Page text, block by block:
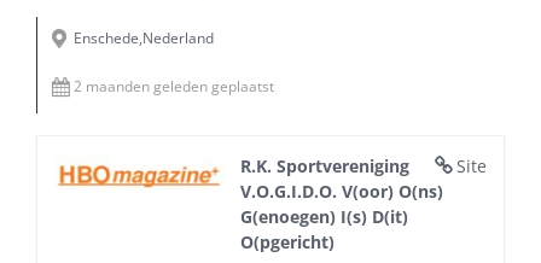
Enschede,Nederland
2 maanden geleden geplaatst
Site
R.K. Sportvereniging
V.O.G.I.D.O. V(oor) O(ns)
G(enoegen) I(s) D(it)
O(pgericht)